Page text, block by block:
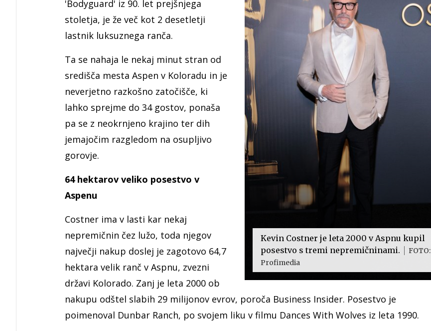
Kevin Costner je leta 2000 v Aspnu kupil
posestvo s tremi nepremičninami.
FOTO:
Profimedia
'Bodyguard' iz 90. let prejšnjega
stoletja, je že več kot 2 desetletji
lastnik luksuznega ranča.
Ta se nahaja le nekaj minut stran od
središča mesta Aspen v Koloradu in je
neverjetno razkošno zatočišče, ki
lahko sprejme do 34 gostov, ponaša
pa se z neokrnjeno krajino ter dih
jemajočim razgledom na osupljivo
gorovje.
64 hektarov veliko posestvo v
Aspenu
Costner ima v lasti kar nekaj
nepremičnin čez lužo, toda njegov
največji nakup doslej je zagotovo 64,7
hektara velik ranč v Aspnu, zvezni
državi Kolorado. Zanj je leta 2000 ob
nakupu odštel slabih 29 milijonov evrov, poroča Business Insider. Posestvo je
poimenoval Dunbar Ranch, po svojem liku v filmu Dances With Wolves iz leta 1990.